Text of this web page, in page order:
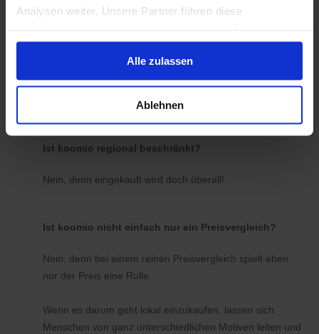
Analysen weiter. Unsere Partner führen diese
zusammen, die Du ihnen bereitgestellt hast oder die sie
im Rahmen Deiner Nutzung der Dienste gesammelt
haben.
Alle zulassen
Ablehnen
Ist koomio für alle Unternehmen gedacht?
genauso wie einerlandesweiten Handelskette
reinenDienstleister.
Ist koomio regional beschränkt?
Nein, denn eingekauft wird doch überall!
Ist koomio nicht einfach nur ein Preisvergleich?
Nein, denn bei einem reinen Preisvergleich spielt eben
nur der Preis eine Rolle.
Wenn es darum geht lokal einzukaufen, lassen sich
Menschen von ganz unterschiedlichen Motiven leiten und